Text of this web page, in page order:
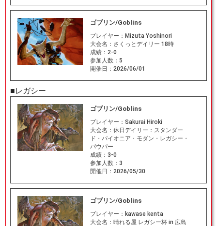
ゴブリン/Goblins
プレイヤー： Mizuta Yoshinori
大会名： さくっとデイリー 18時
成績： 2-0
参加人数： 5
開催日： 2026/06/01
■レガシー
ゴブリン/Goblins
プレイヤー： Sakurai Hiroki
大会名： 休日デイリー：スタンダー
ド・パイオニア・モダン・レガシー・
パウパー
成績： 3-0
参加人数： 3
開催日： 2026/05/30
ゴブリン/Goblins
プレイヤー： kawase kenta
大会名： 晴れる屋 レガシー杯 in 広島